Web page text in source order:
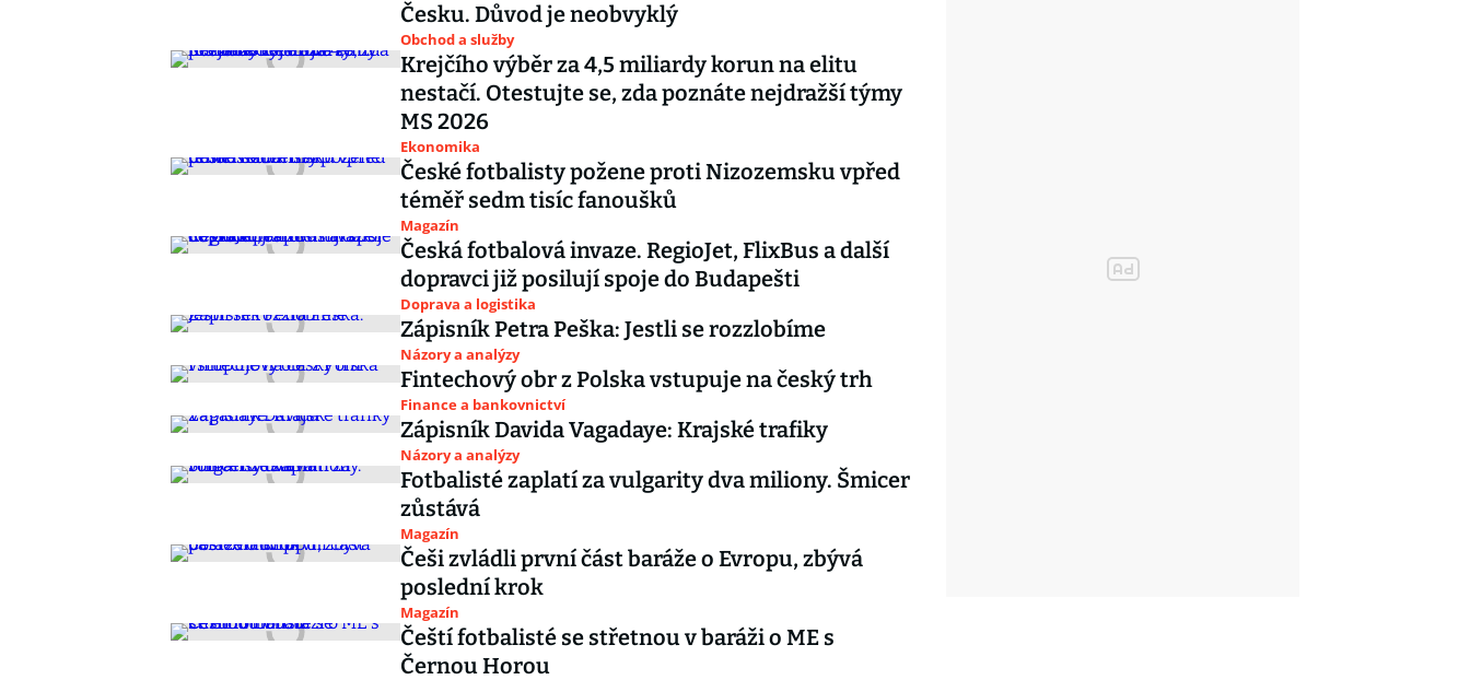
Česku. Důvod je neobvyklý
Obchod a služby
Krejčího výběr za 4,5 miliardy korun na elitu
nestačí. Otestujte se, zda poznáte nejdražší týmy
MS 2026
Ekonomika
České fotbalisty požene proti Nizozemsku vpřed
téměř sedm tisíc fanoušků
Magazín
Česká fotbalová invaze. RegioJet, FlixBus a další
dopravci již posilují spoje do Budapešti
Doprava a logistika
Zápisník Petra Peška: Jestli se rozzlobíme
Názory a analýzy
Fintechový obr z Polska vstupuje na český trh
Finance a bankovnictví
Zápisník Davida Vagadaye: Krajské trafiky
Názory a analýzy
Fotbalisté zaplatí za vulgarity dva miliony. Šmicer
zůstává
Magazín
Češi zvládli první část baráže o Evropu, zbývá
poslední krok
Magazín
Čeští fotbalisté se střetnou v baráži o ME s
Černou Horou